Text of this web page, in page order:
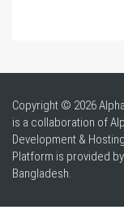
Copyright © 2026
is a collaboration of
Development &
Platform is provided
Bangladesh.